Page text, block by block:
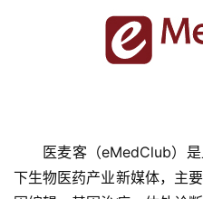
页
医麦客（eMedClub）
下生物医药产业新媒体，主